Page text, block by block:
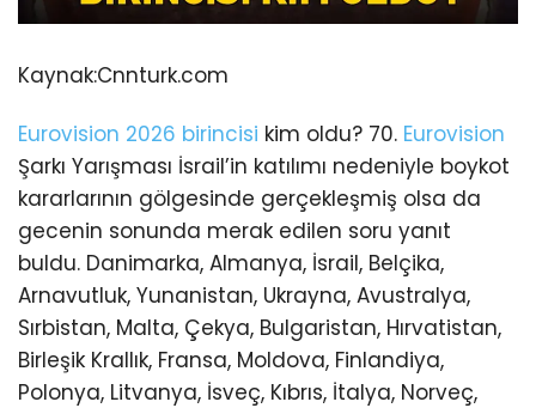
Kaynak:Cnnturk.com
Eurovision 2026 birincisi kim oldu? 70. Eurovision
Şarkı Yarışması İsrail’in katılımı nedeniyle boykot
kararlarının gölgesinde gerçekleşmiş olsa da
gecenin sonunda merak edilen soru yanıt
buldu. Danimarka, Almanya, İsrail, Belçika,
Arnavutluk, Yunanistan, Ukrayna, Avustralya,
Sırbistan, Malta, Çekya, Bulgaristan, Hırvatistan,
Birleşik Krallık, Fransa, Moldova, Finlandiya,
Polonya, Litvanya, İsveç, Kıbrıs, İtalya, Norveç,